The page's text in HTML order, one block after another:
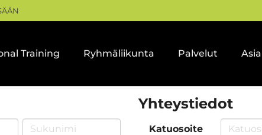
Training Ryhmäliikunta Palvelut
Yhteystiedot
Katuosoite